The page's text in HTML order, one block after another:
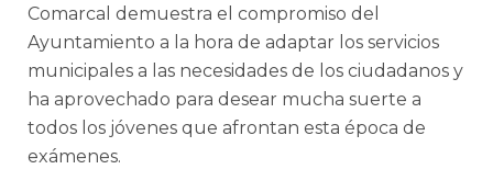
Comarcal demuestra el compromiso del
Ayuntamiento a la hora de adaptar los servicios
municipales a las necesidades de los ciudadanos y
ha aprovechado para desear mucha suerte a
todos los jóvenes que afrontan esta época de
exámenes.